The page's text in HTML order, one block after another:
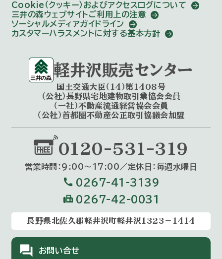
Cookie（クッキー）およびアクセスログについて
三井の森ウェブサイトご利用上の注意
ソーシャルメディアガイドライン
カスタマーハラスメントに対する基本方針
軽井沢販売センター
国土交通大臣（14）第1408号
（公社）長野県宅地建物取引業協会会員
（一社）不動産流通経営協会会員
（公社）首都圏不動産公正取引協議会加盟
0120-531-319
営業時間：9:00〜17:00／定休⽇：毎週⽔曜⽇
call 0267-41-3139
fax 0267-42-0031
長野県北佐久郡軽井沢町軽井沢1323－1414
forum お問い合せ